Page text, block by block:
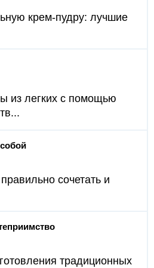
крем-пудру: лучшие
из легких с помощью
сочетать и
традиционных